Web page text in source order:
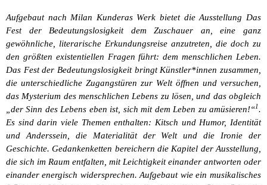
Aufgebaut nach Milan Kunderas Werk bietet die Ausstellung Das
Fest der Bedeutungslosigkeit dem Zuschauer an, eine ganz
gewöhnliche, literarische Erkundungsreise anzutreten, die doch zu
den größten existentiellen Fragen führt: dem menschlichen Leben.
Das Fest der Bedeutungslosigkeit bringt Künstler*innen zusammen,
die unterschiedliche Zugangstüren zur Welt öffnen und versuchen,
das Mysterium des menschlichen Lebens zu lösen, und das obgleich
„der Sinn des Lebens eben ist, sich mit dem Leben zu amüsieren!“1.
Es sind darin viele Themen enthalten: Kitsch und Humor, Identität
und Anderssein, die Materialität der Welt und die Ironie der
Geschichte. Gedankenketten bereichern die Kapitel der Ausstellung,
die sich im Raum entfalten, mit Leichtigkeit einander antworten oder
einander energisch widersprechen. Aufgebaut wie ein musikalisches